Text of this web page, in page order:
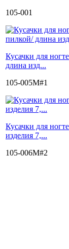
105-001
Кусачки для
длина изд...
105-005M#1
Кусачки для
изделия 7,...
105-006M#2